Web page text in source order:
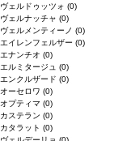
ヴェルドゥッツォ (0)
ヴェルナッチャ (0)
ヴェルメンティーノ (0)
エイレンフェルザー (0)
エナンチオ (0)
エルミタージュ (0)
エンクルザード (0)
オーセロワ (0)
オプティマ (0)
カステラン (0)
カタラット (0)